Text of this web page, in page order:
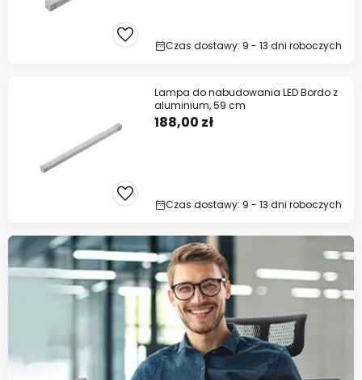
Czas dostawy: 9 - 13 dni roboczych
Lampa do nabudowania LED Bordo z
aluminium, 59 cm
188,00 zł
Czas dostawy: 9 - 13 dni roboczych